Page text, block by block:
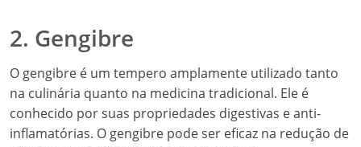
2. Gengibre
O gengibre é um tempero amplamente utilizado tanto
na culinária quanto na medicina tradicional. Ele é
conhecido por suas propriedades digestivas e anti-
inflamatórias. O gengibre pode ser eficaz na redução de